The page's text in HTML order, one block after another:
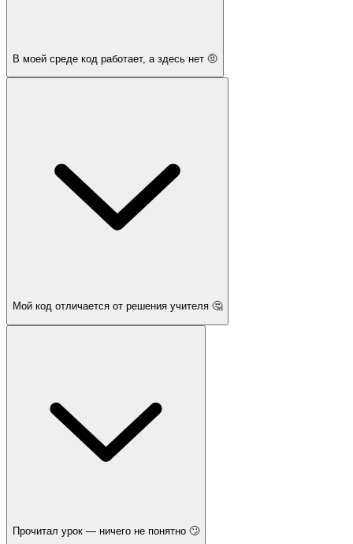
В моей среде код работает, а здесь нет 🤨
Мой код отличается от решения учителя 🤔
Прочитал урок — ничего не понятно 🙄